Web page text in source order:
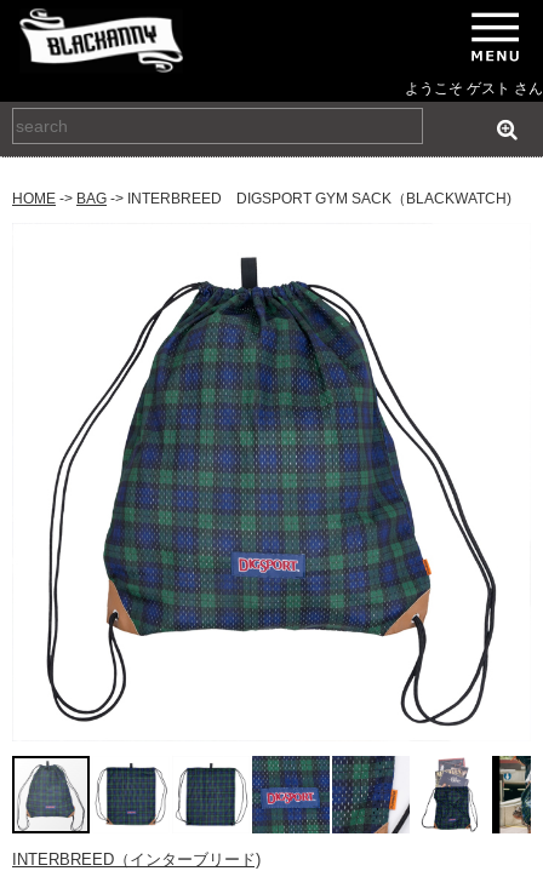
ようこそ ゲスト さん
HOME -> BAG -> INTERBREED DIGSPORT GYM SACK（BLACKWATCH)
INTERBREED（インターブリード)